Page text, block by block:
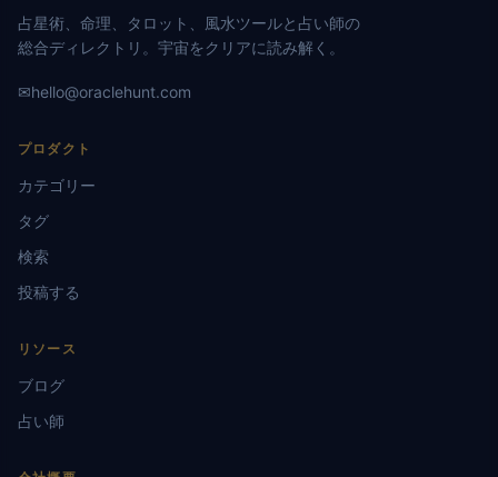
占星術、命理、タロット、風水ツールと占い師の
総合ディレクトリ。宇宙をクリアに読み解く。
✉hello@oraclehunt.com
プロダクト
カテゴリー
タグ
検索
投稿する
リソース
ブログ
占い師